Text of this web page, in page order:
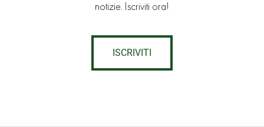
notizie. Iscriviti ora!
ISCRIVITI